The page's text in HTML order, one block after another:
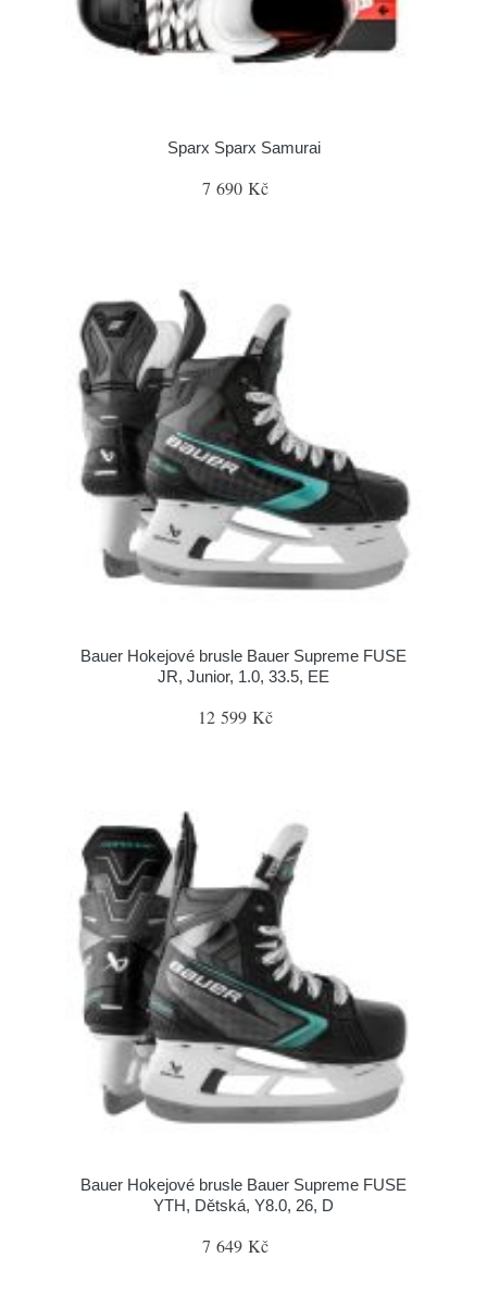
Sparx Sparx Samurai
7 690 Kč
Bauer Hokejové brusle Bauer Supreme FUSE
JR, Junior, 1.0, 33.5, EE
12 599 Kč
Bauer Hokejové brusle Bauer Supreme FUSE
YTH, Dětská, Y8.0, 26, D
7 649 Kč